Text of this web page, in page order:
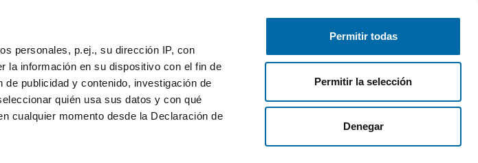
personales, p.ej., su dirección IP, con
la información en su dispositivo con el fin de
publicidad y contenido, investigación de
quién usa sus datos y con qué
cualquier momento desde la Declaración de
Permitir todas
Permitir la selección
Denegar
Publica gratis Inicia sesión